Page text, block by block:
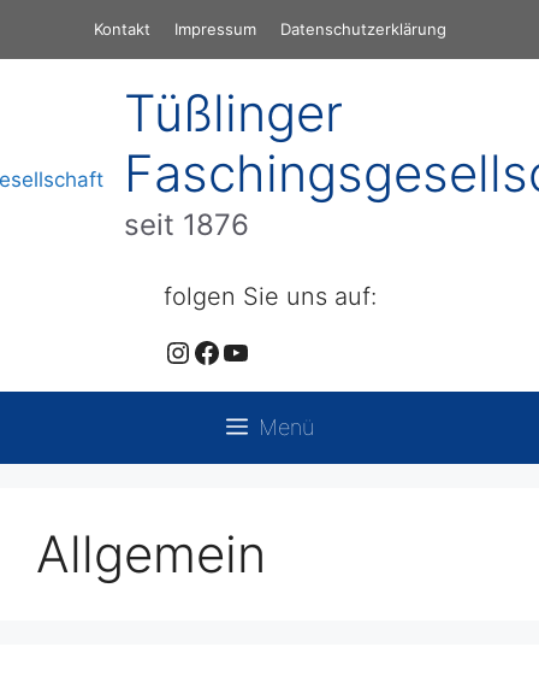
Kontakt Impressum Datenschutzerklärung
Tüßlinger
seit 1876
folgen Sie uns auf:
Instagram
Facebook
YouTube
Menü
Allgemein